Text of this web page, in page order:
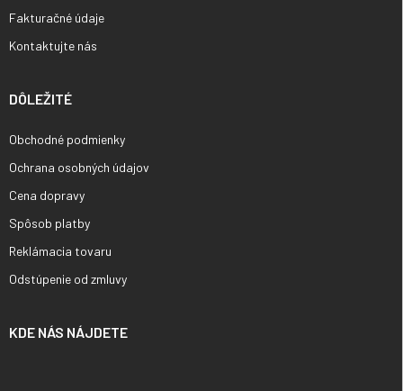
Fakturačné údaje
Kontaktujte nás
DÔLEŽITÉ
Obchodné podmienky
Ochrana osobných údajov
Cena dopravy
Spôsob platby
Reklámacia tovaru
Odstúpenie od zmluvy
KDE NÁS NÁJDETE